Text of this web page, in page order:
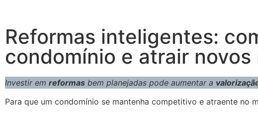
Reformas inteligentes:
condomínio e atrair novos
Investir em reformas bem planejadas pode aumentar a
Para que um condomínio se mantenha competitivo e atraente no